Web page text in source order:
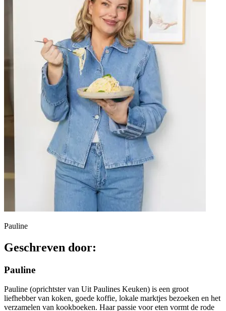
Pauline
Geschreven door:
Pauline
Pauline (oprichtster van Uit Paulines Keuken) is een groot
liefhebber van koken, goede koffie, lokale marktjes bezoeken en het
verzamelen van kookboeken. Haar passie voor eten vormt de rode